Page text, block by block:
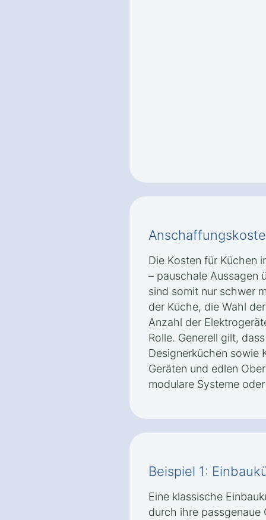
Die Kosten für Küchen
– pauschale Aussagen
sind somit nur schwer
der Küche, die Wahl
Anzahl der
Rolle. Generell gilt,
Designerküchen sowie
Geräten und edlen
modulare Systeme
Beispiel 1:
Eine klassische
durch ihre passgenaue